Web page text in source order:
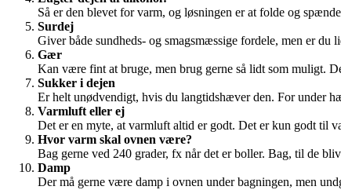
Så er den blevet for varm, og løsningen er at folde og
Surdej
Giver både sundheds- og smagsmæssige fordele, men er
Gær
Kan være fint at bruge, men brug gerne så lidt som muligt.
Sukker i dejen
Er helt unødvendigt, hvis du langtidshæver den. For under
Varmluft eller ej
Det er en myte, at varmluft altid er godt. Det er kun godt til
Hvor varm skal ovnen være?
Bag gerne ved 240 grader, fx når det er boller. Bag, til de
Damp
Der må gerne være damp i ovnen under bagningen, men